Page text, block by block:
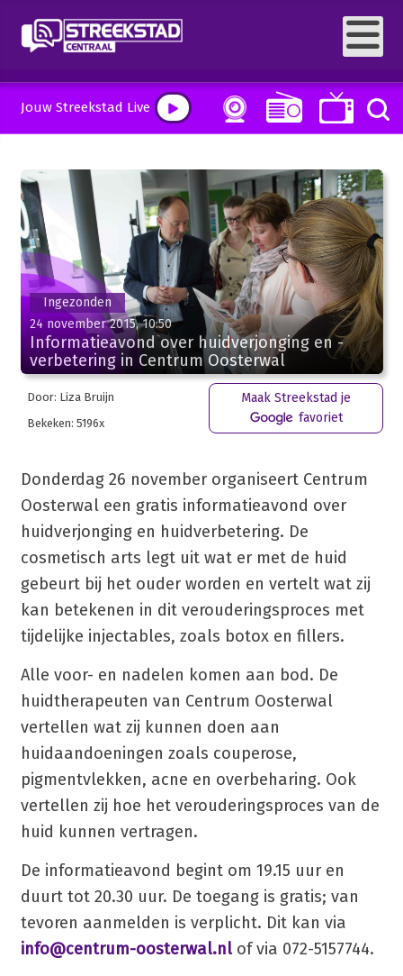
Jouw Streekstad Live
Ingezonden
24 november 2015, 10:50
Informatieavond over huidverjonging en -
verbetering in Centrum Oosterwal
Door: Liza Bruijn
Bekeken: 5196x
Maak Streekstad je
favoriet
Donderdag 26 november organiseert Centrum
Oosterwal een gratis informatieavond over
huidverjonging en huidverbetering. De
cosmetisch arts legt uit wat er met de huid
gebeurt bij het ouder worden en vertelt wat zij
kan betekenen in dit verouderingsproces met
tijdelijke injectables, zoals botox en fillers.
Alle voor- en nadelen komen aan bod. De
huidtherapeuten van Centrum Oosterwal
vertellen wat zij kunnen doen aan
huidaandoeningen zoals couperose,
pigmentvlekken, acne en overbeharing. Ook
vertellen zij hoe het verouderingsproces van de
huid kunnen vertragen.
De informatieavond begint om 19.15 uur en
duurt tot 20.30 uur. De toegang is gratis; van
tevoren aanmelden is verplicht. Dit kan via
info@centrum-oosterwal.nlof via 072-5157744.